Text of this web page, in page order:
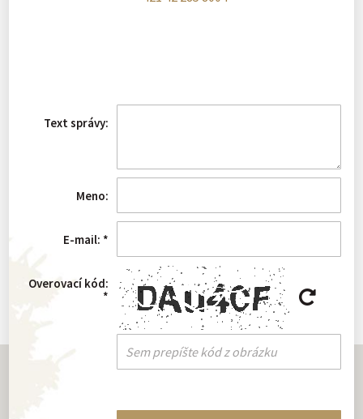
Text správy:
Meno:
E-mail: *
Overovací kód:
*